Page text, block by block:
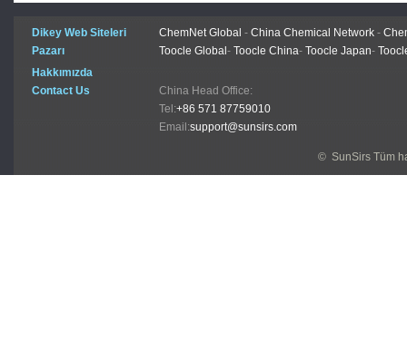
Dikey Web Siteleri ChemNet Global - China Chemical Network -
Pazarı
Toocle Global - Toocle China- Toocle Japan-
Hakkımızda
Contact Us
China Head Office:
Tel:+86 571 87759010
Email:support@sunsirs.com
© SunSirs Tüm